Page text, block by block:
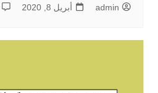
admin أبريل 8, 2020